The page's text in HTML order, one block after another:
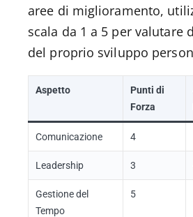
aree di miglioramento,
scala da 1 a 5 per valutare
del proprio sviluppo
Aspetto
Punti di
Forza
Comunicazione 4
Leadership 3
Gestione del
Tempo
5